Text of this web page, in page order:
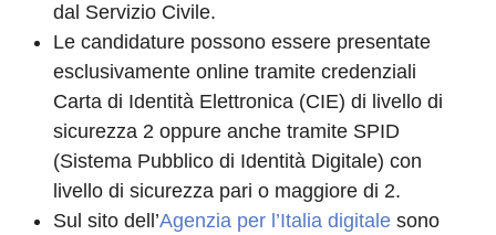
dal Servizio Civile.
Le candidature possono essere presentate
esclusivamente online tramite credenziali
Carta di Identità Elettronica (CIE) di livello di
sicurezza 2 oppure anche tramite SPID
(Sistema Pubblico di Identità Digitale) con
livello di sicurezza pari o maggiore di 2.
Sul sito dell’Agenzia per l’Italia digitale sono